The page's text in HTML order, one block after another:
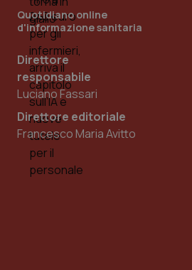
Quotidiano online
d'informazione sanitaria
Direttore
responsabile
Luciano Fassari
Direttore editoriale
Francesco Maria Avitto